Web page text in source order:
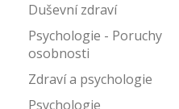
Duševní zdraví
Psychologie - Poruchy
osobnosti
Zdraví a psychologie
Psychologie